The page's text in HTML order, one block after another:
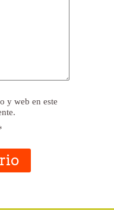
y web en este